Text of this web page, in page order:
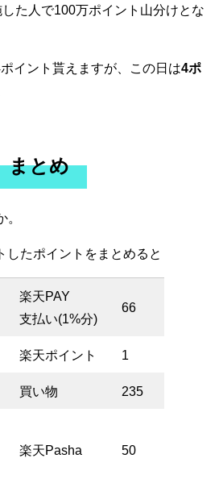
た人で100万ポイント山分けとな
イント貰えますが、この日は4ポ
まとめ
。
したポイントをまとめると
楽天PAY
支払い(1%分)
66
楽天ポイント 1
買い物 235
楽天Pasha 50